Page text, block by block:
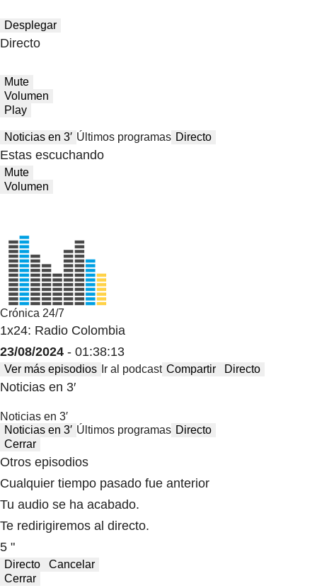
Desplegar
Directo
Mute
Volumen
Play
Noticias en 3′ Últimos programas Directo
Estas escuchando
Mute
Volumen
Crónica 24/7
1x24: Radio Colombia
23/08/2024 - 01:38:13
Ver más episodios Ir al podcast Compartir Directo
Noticias en 3′
Noticias en 3′
Noticias en 3′ Últimos programas Directo
Cerrar
Otros episodios
Cualquier tiempo pasado fue anterior
Tu audio se ha acabado.
Te redirigiremos al directo.
5 "
Directo
Cancelar
Cerrar